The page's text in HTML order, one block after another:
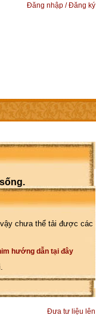
Đăng nhập / Đăng ký
chưa thể tải được các
hướng dẫn tại đây
Đưa tư liệu lên